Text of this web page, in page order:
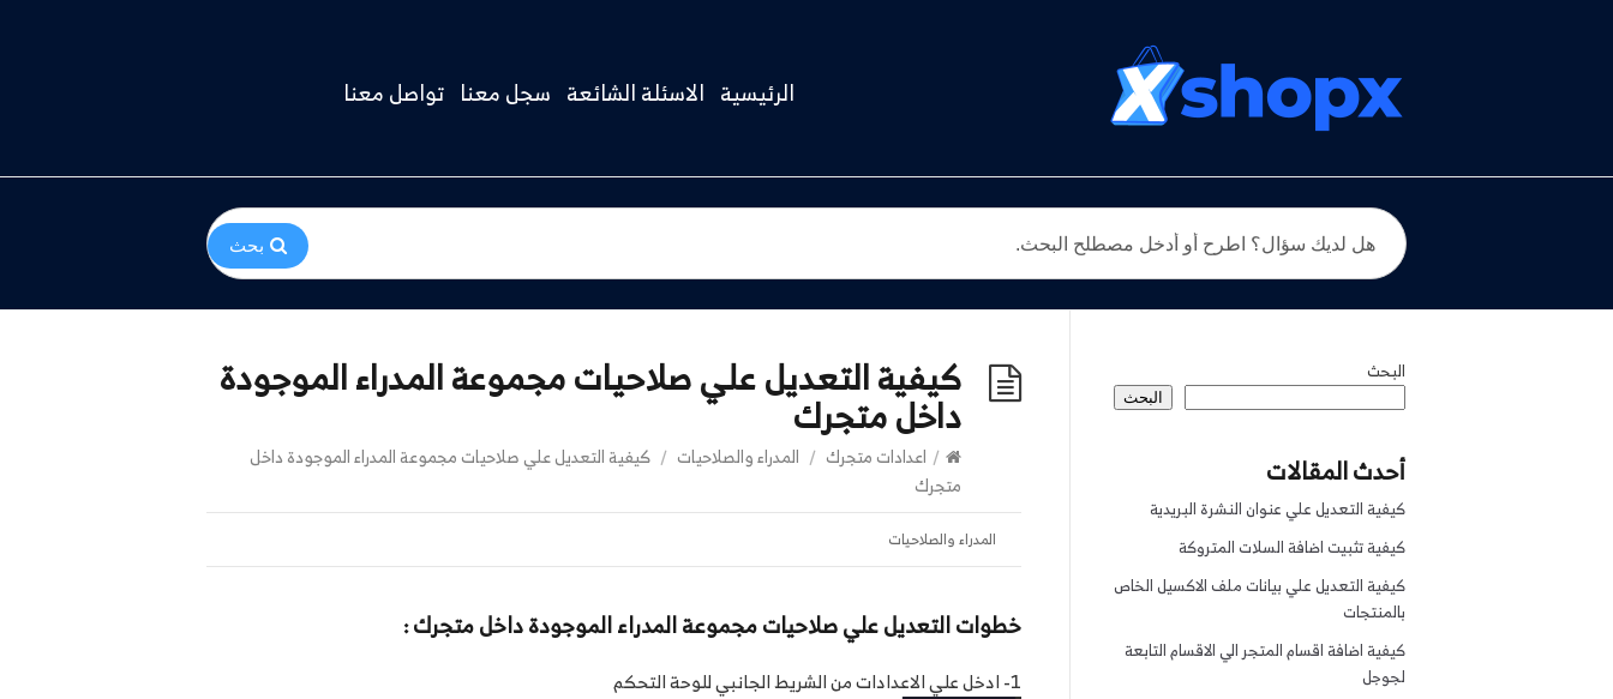
الرئيسية الاسئلة الشائعة سجل معنا تواصل معنا
بحث
كيفية التعديل علي صلاحيات مجموعة المدراء الموجودة
داخل متجرك
/ اعدادات متجرك / المدراء والصلاحيات / كيفية التعديل علي صلاحيات مجموعة المدراء الموجودة داخل
متجرك
المدراء والصلاحيات
خطوات التعديل علي صلاحيات مجموعة المدراء الموجودة داخل متجرك :
1- ادخل علي الاعدادات من الشريط الجانبي للوحة التحكم
البحث
البحث
أحدث المقالات
كيفية التعديل علي عنوان النشرة البريدية
كيفية تثبيت اضافة السلات المتروكة
كيفية التعديل علي بيانات ملف الاكسيل الخاص
بالمنتجات
كيفية اضافة اقسام المتجر الي الاقسام التابعة
لجوجل